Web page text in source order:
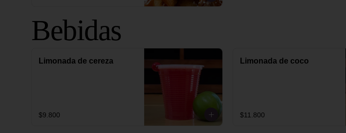
Bebidas
Limonada de cereza
$9.800
Limonada de coco
$11.800